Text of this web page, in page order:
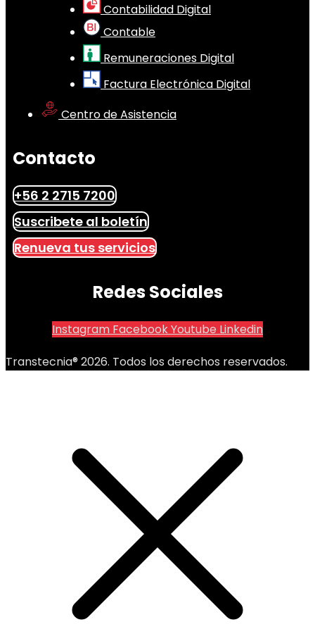
Contabilidad Digital
Contable
Remuneraciones Digital
Factura Electrónica Digital
Centro de Asistencia
Contacto
+56 2 2715 7200
Suscribete al boletín
Renueva tus servicios
Redes Sociales
Instagram FacebookYoutube Linkedin
Transtecnia® 2026. Todos los derechos reservados.